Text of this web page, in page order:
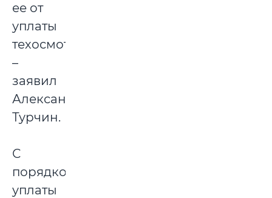
ее от
уплаты
техосмотра,
–
заявил
Александр
Турчин.
С
порядком
уплаты